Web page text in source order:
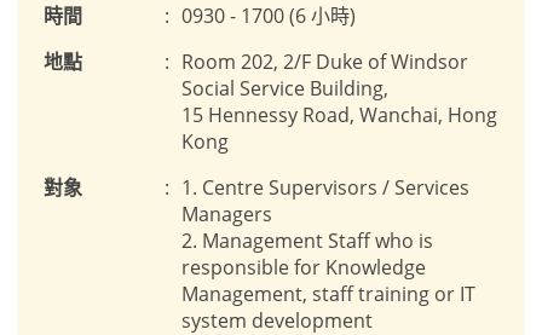
時間
: 0930 - 1700 (6 小時)
地點
: Room 202, 2/F Duke of Windsor
Social Service Building,
15 Hennessy Road, Wanchai, Hong
Kong
對象
: 1. Centre Supervisors / Services
Managers
2. Management Staff who is
responsible for Knowledge
Management, staff training or IT
system development